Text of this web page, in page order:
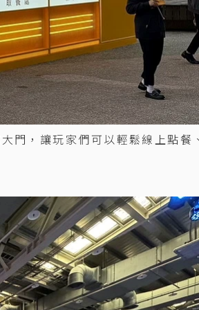
門，讓玩家們可以輕鬆線上點餐